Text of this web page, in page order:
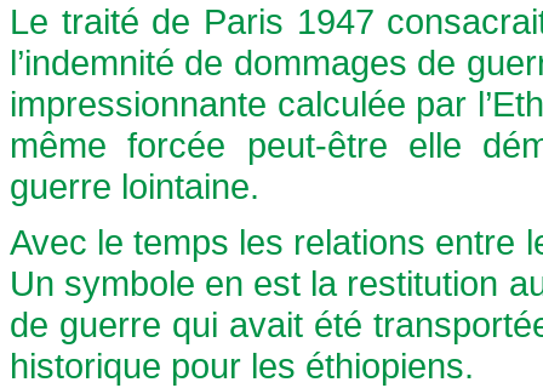
Le traité de Paris 1947
l’indemnité de dommages de
impressionnante calculée par
même forcée peut-être elle
guerre lointaine.
Avec le temps les relations entre
Un symbole en est la restitution
de guerre qui avait été
historique pour les éthiopiens.